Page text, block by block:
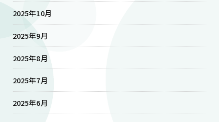
2025年10月
2025年9月
2025年8月
2025年7月
2025年6月